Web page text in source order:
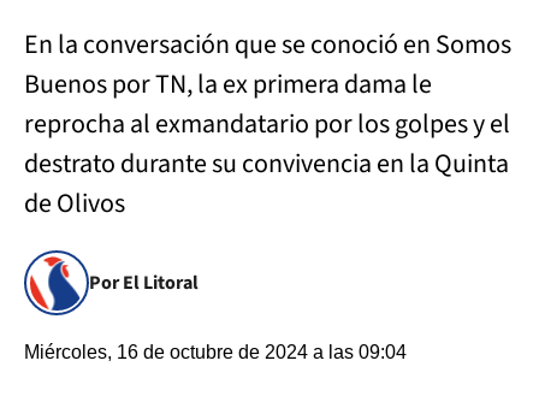
En la conversación que se conoció en Somos
Buenos por TN, la ex primera dama le
reprocha al exmandatario por los golpes y el
destrato durante su convivencia en la Quinta
de Olivos
Por El Litoral
Miércoles, 16 de octubre de 2024 a las 09:04